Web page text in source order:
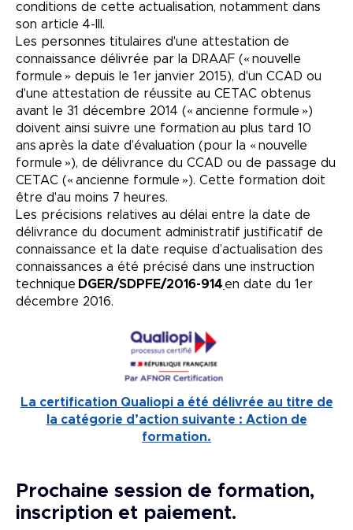
conditions de cette actualisation, notamment dans
son article 4-III.
Les personnes titulaires d'une attestation de
connaissance délivrée par la DRAAF (« nouvelle
formule » depuis le 1er janvier 2015), d'un CCAD ou
d'une attestation de réussite au CETAC obtenus
avant le 31 décembre 2014 (« ancienne formule »)
doivent ainsi suivre une formation au plus tard 10
ans après la date d’évaluation (pour la « nouvelle
formule »), de délivrance du CCAD ou de passage du
CETAC (« ancienne formule »). Cette formation doit
être d'au moins 7 heures.
Les précisions relatives au délai entre la date de
délivrance du document administratif justificatif de
connaissance et la date requise d’actualisation des
connaissances a été précisé dans une instruction
technique DGER/SDPFE/2016-914 en date du 1er
décembre 2016.
La certification Qualiopi a été délivrée au titre de
la catégorie d’action suivante : Action de
formation.
Prochaine session de formation,
inscription et paiement.